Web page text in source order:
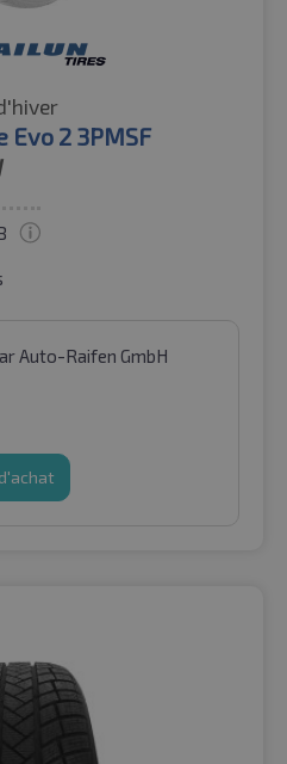
2 3PMSF
Auto-Raifen GmbH